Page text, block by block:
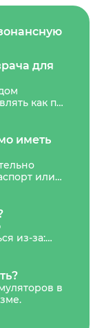
для
как по
иметь
или
или
из-за:
и
обычно в